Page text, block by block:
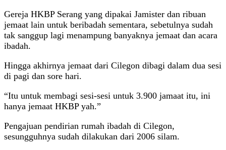
Gereja HKBP Serang yang dipakai Jamister dan ribuan
jemaat lain untuk beribadah sementara, sebetulnya sudah
tak sanggup lagi menampung banyaknya jemaat dan acara
ibadah.
Hingga akhirnya jemaat dari Cilegon dibagi dalam dua sesi
di pagi dan sore hari.
“Itu untuk membagi sesi-sesi untuk 3.900 jamaat itu, ini
hanya jemaat HKBP yah.”
Pengajuan pendirian rumah ibadah di Cilegon,
sesungguhnya sudah dilakukan dari 2006 silam.